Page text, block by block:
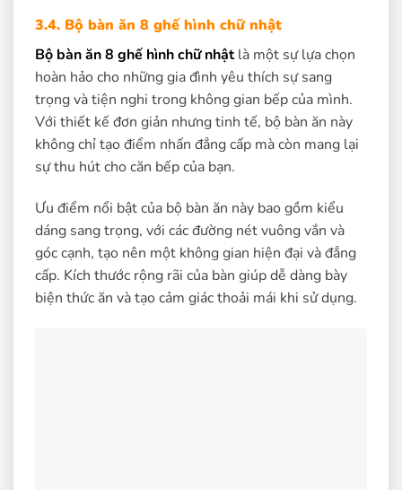
3.4. Bộ bàn ăn 8 ghế hình chữ nhật
Bộ bàn ăn 8 ghế hình chữ nhậtlà một sự lựa chọn
hoàn hảo cho những gia đình yêu thích sự sang
trọng và tiện nghi trong không gian bếp của mình.
Với thiết kế đơn giản nhưng tinh tế, bộ bàn ăn này
không chỉ tạo điểm nhấn đẳng cấp mà còn mang lại
sự thu hút cho căn bếp của bạn.
Ưu điểm nổi bật của bộ bàn ăn này bao gồm kiểu
dáng sang trọng, với các đường nét vuông vắn và
góc cạnh, tạo nên một không gian hiện đại và đẳng
cấp. Kích thước rộng rãi của bàn giúp dễ dàng bày
biện thức ăn và tạo cảm giác thoải mái khi sử dụng.